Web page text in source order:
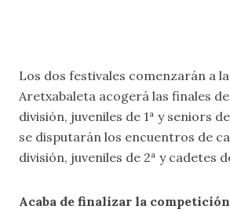
Los dos festivales comenzarán a
Aretxabaleta acogerá las finales
división, juveniles de 1ª y seniors
se disputarán los encuentros de
división, juveniles de 2ª y cadetes
Acaba de finalizar la